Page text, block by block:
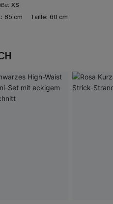
XS
85 cm Taille: 60 cm